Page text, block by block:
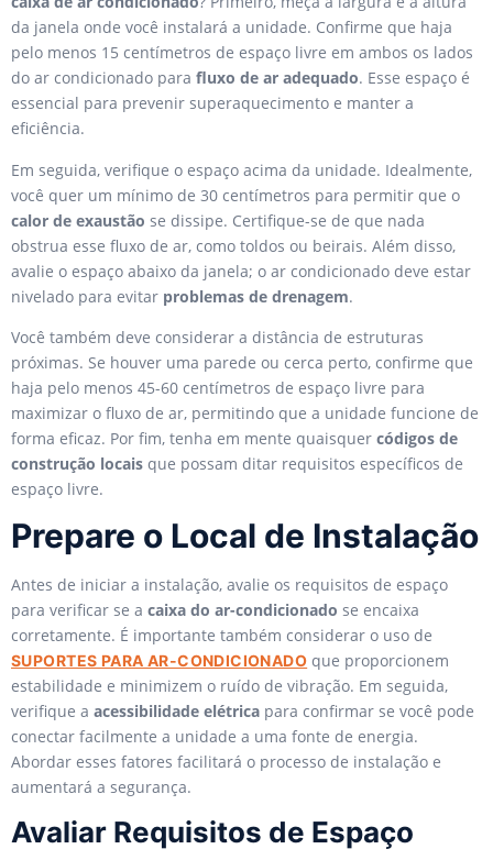
da janela onde você instalará a unidade. Confirme que haja
pelo menos 15 centímetros de espaço livre em ambos os lados
do ar condicionado para fluxo de ar adequado. Esse espaço é
essencial para prevenir superaquecimento e manter a
eficiência.
Em seguida, verifique o espaço acima da unidade. Idealmente,
você quer um mínimo de 30 centímetros para permitir que o
calor de exaustão se dissipe. Certifique-se de que nada
obstrua esse fluxo de ar, como toldos ou beirais. Além disso,
avalie o espaço abaixo da janela; o ar condicionado deve estar
nivelado para evitar problemas de drenagem.
Você também deve considerar a distância de estruturas
próximas. Se houver uma parede ou cerca perto, confirme que
haja pelo menos 45-60 centímetros de espaço livre para
maximizar o fluxo de ar, permitindo que a unidade funcione de
forma eficaz. Por fim, tenha em mente quaisquer códigos de
construção locais que possam ditar requisitos específicos de
espaço livre.
Prepare o Local de Instalação
Antes de iniciar a instalação, avalie os requisitos de espaço
para verificar se a caixa do ar-condicionado se encaixa
corretamente. É importante também considerar o uso de
SUPORTES PARA AR-CONDICIONADO que proporcionem
estabilidade e minimizem o ruído de vibração. Em seguida,
verifique a acessibilidade elétrica para confirmar se você pode
conectar facilmente a unidade a uma fonte de energia.
Abordar esses fatores facilitará o processo de instalação e
aumentará a segurança.
Avaliar Requisitos de Espaço